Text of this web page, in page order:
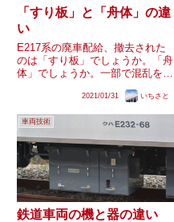
「すり板」と「舟体」の違
い
E217系の廃車配給、撤去された
のは「すり板」でしょうか。「舟
体」でしょうか。一部で混乱を見
す。「すり板」は板チョコくらい
電車」では、パンタグラフの上に
舟体が付いており、舟体の表面
に...
2021/01/31 いちさと
車両技術
鉄道車両の機と器の違い